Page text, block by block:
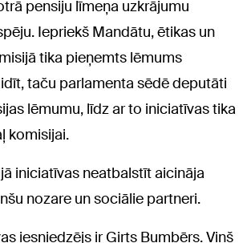
pensiju līmeņa uzkrājumu
Iepriekš Mandātu, ētikas un
tika pieņemts lēmums
taču parlamenta sēdē deputāti
lēmumu, līdz ar to iniciatīvas tika
komisijai.
iniciatīvas neatbalstīt aicināja
nozare un sociālie partneri.
iesniedzējs ir Ģirts Bumbērs. Viņš